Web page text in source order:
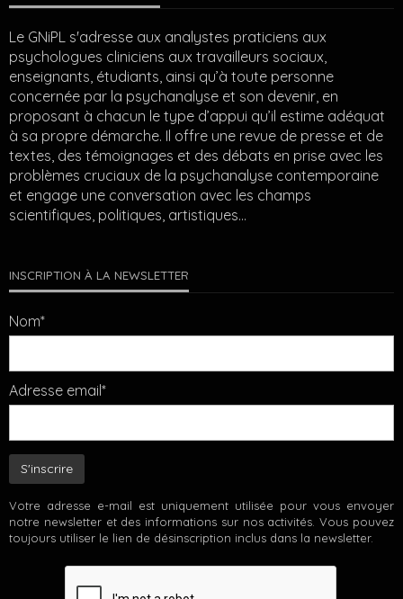
Le GNiPL s'adresse aux analystes praticiens aux
psychologues cliniciens aux travailleurs sociaux,
enseignants, étudiants, ainsi qu’à toute personne
concernée par la psychanalyse et son devenir, en
proposant à chacun le type d’appui qu’il estime adéquat
à sa propre démarche. Il offre une revue de presse et de
textes, des témoignages et des débats en prise avec les
problèmes cruciaux de la psychanalyse contemporaine
et engage une conversation avec les champs
scientifiques, politiques, artistiques…
INSCRIPTION À LA NEWSLETTER
Nom*
Adresse email*
Votre adresse e-mail est uniquement utilisée pour vous envoyer
notre newsletter et des informations sur nos activités. Vous pouvez
toujours utiliser le lien de désinscription inclus dans la newsletter.